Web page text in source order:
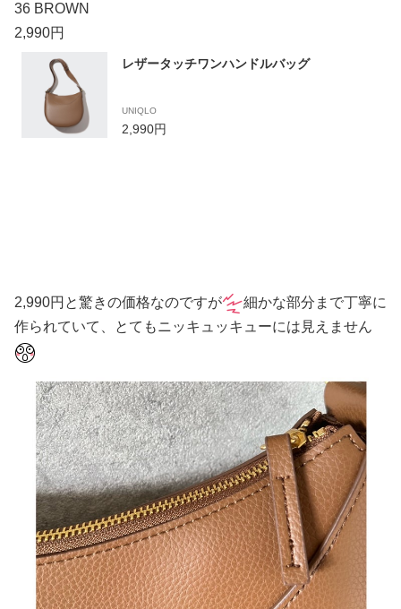
36 BROWN
2,990円
レザータッチワンハンドルバッグ
UNIQLO
2,990円
2,990円と驚きの価格なのですが
細かな部分まで丁寧に
作られていて、とてもニッキュッキューには見えません